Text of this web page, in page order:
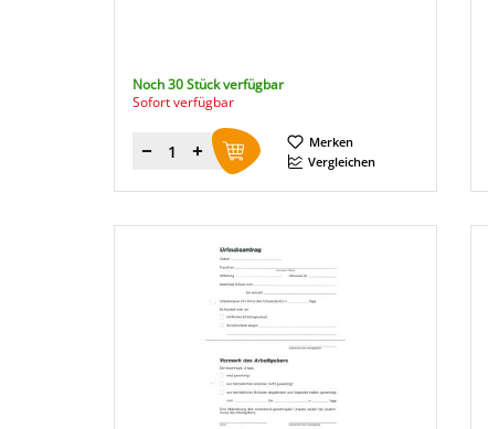
Noch 30 Stück verfügbar
Sofort verfügbar
Menge
Merken
Vergleichen